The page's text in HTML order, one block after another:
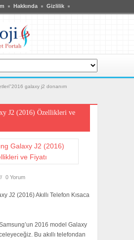
Hakkında Gizlilik
galaxy j2 donanım
J2 (2016) Özellikleri ve
0 Yorum
J2 (2016) Akıllı Telefon Kısaca
Samsung’un 2016 model Galaxy
Bu akıllı telefondan